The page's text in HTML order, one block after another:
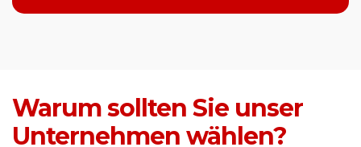
Warum sollten Sie unser
Unternehmen wählen?